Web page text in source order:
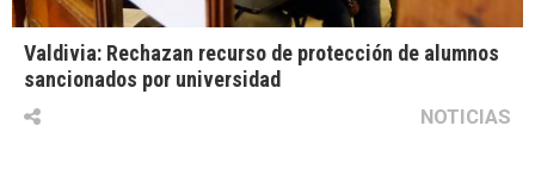
Valdivia: Rechazan recurso de protección de alumnos
sancionados por universidad
NOTICIAS